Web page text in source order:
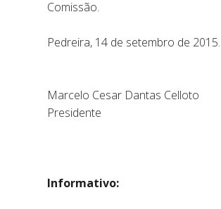
Comissão.
Pedreira, 14 de setembro de 2015.
Marcelo Cesar Dantas Celloto
Presidente
Informativo: